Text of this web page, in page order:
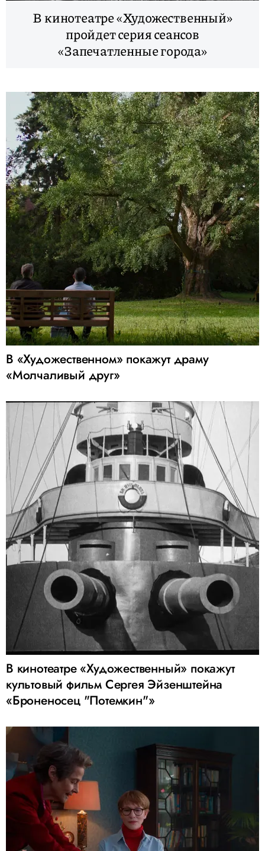
В кинотеатре «Художественный»
пройдет серия сеансов
«Запечатленные города»
В «Художественном» покажут драму
«Молчаливый друг»
В кинотеатре «Художественный» покажут
культовый фильм Сергея Эйзенштейна
«Броненосец "Потемкин"»